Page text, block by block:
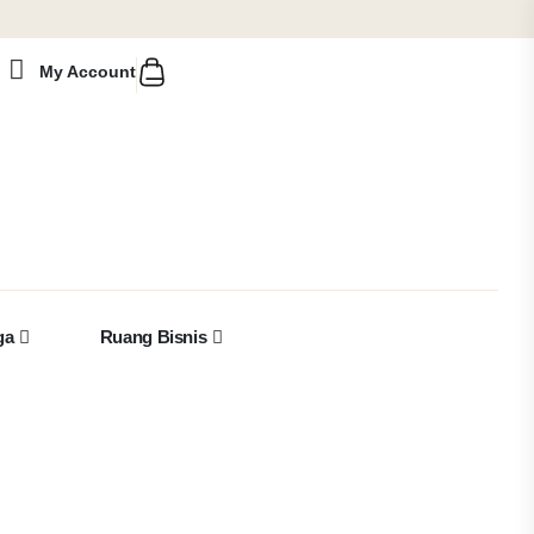
My Account
Ruang Bisnis